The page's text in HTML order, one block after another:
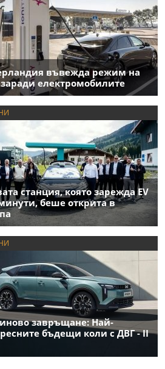
въвежда режим на
заради електромобилите
станция, която зарежда EV
беше открита в
завръщане: Най-
бъдещи коли с ДВГ - II